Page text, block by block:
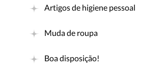
Artigos de higiene pessoal
Muda de roupa
Boa disposição!